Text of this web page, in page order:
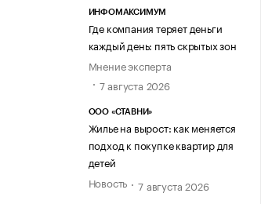
ИНФОМАКСИМУМ
Где компания теряет деньги
каждый день: пять скрытых зон
Мнение эксперта
7 августа 2026
ООО «СТАВНИ»
Жилье на вырост: как меняется
подход к покупке квартир для
детей
Новость
7 августа 2026